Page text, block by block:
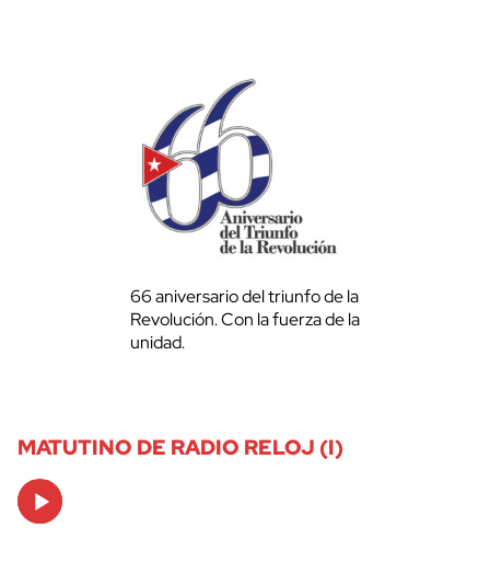
66 aniversario del triunfo de la
Revolución. Con la fuerza de la
unidad.
MATUTINO DE RADIO RELOJ (I)
Audio
Player